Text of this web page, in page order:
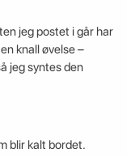
jeg postet i går har
knall øvelse –
jeg syntes den
blir kalt bordet.